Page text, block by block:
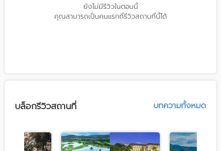
ยังไม่มีรีวิวในตอนนี้
คุณสามารถเป็นคนแรกที่รีวิวสถานที่นี้ได้
บล็อกรีวิวสถานที่ บทความทั้งหมด